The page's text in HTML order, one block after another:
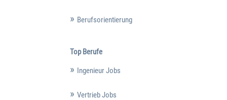
Berufsorientierung
Top Berufe
Ingenieur Jobs
Vertrieb Jobs